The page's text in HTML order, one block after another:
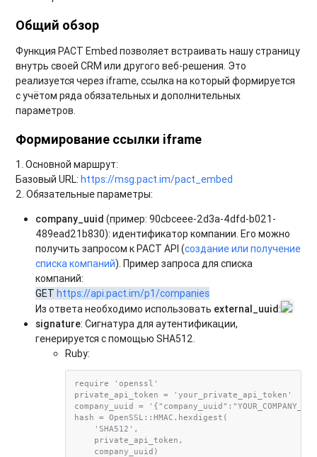
Общий обзор
Функция PACT Embed позволяет встраивать нашу страницу
внутрь своей CRM или другого веб-решения. Это
реализуется через iframe, ссылка на который формируется
с учётом ряда обязательных и дополнительных
параметров.
Формирование ссылки iframe
1. Основной маршрут:
Базовый URL: https://msg.pact.im/pact_embed
2. Обязательные параметры:
company_uuid (пример:90cbceee-2d3a-4dfd-b021-
489ead21b830): идентификатор компании. Его можно
получить запросом к PACT API (создание или получение
списка компаний). Пример запроса для списка
компаний:
GET https://api.pact.im/p1/companies
Из ответа необходимо использовать external_uuid:
signature: Сигнатура для аутентификации,
генерируется с помощью SHA512.
Ruby:
require 'openssl'
private_api_token = 'your_private_api_token'
company_uuid =
hash = OpenSSL::HMAC.hexdigest(
    'SHA512',
    private_api_token,
    company_uuid)